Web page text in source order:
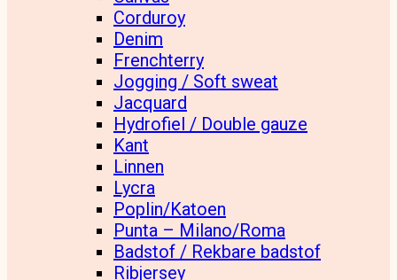
Corduroy
Denim
Frenchterry
Jogging / Soft sweat
Jacquard
Hydrofiel / Double gauze
Kant
Linnen
Lycra
Poplin/Katoen
Punta – Milano/Roma
Badstof / Rekbare badstof
Ribjersey